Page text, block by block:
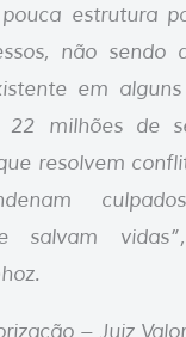
estrutura
não sendo
em alguns
22 milhões de
resolvem
e salvam
– Juiz